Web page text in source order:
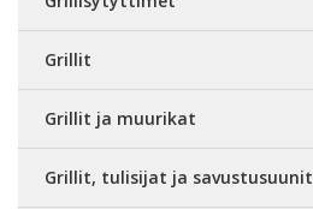
Grillit
Grillit ja muurikat
Grillit, tulisijat ja savustusuunit